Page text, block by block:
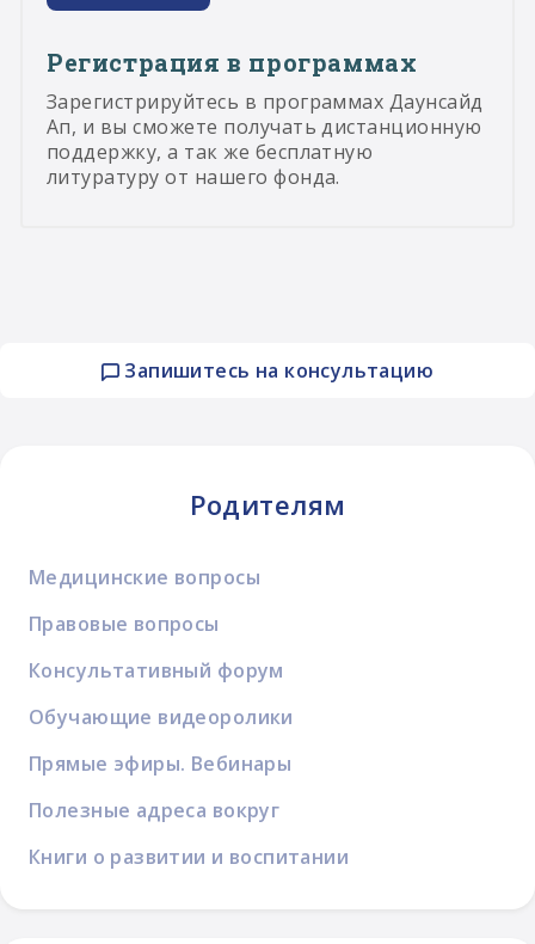
Запишитесь на консультацию
Родителям
Медицинские вопросы
Правовые вопросы
Консультативный форум
Обучающие видеоролики
Прямые эфиры. Вебинары
Полезные адреса вокруг
Книги о развитии и воспитании
Регистрация в программах
Зарегистрируйтесь в программах Даунсайд
Ап, и вы сможете получать дистанционную
поддержку, а так же бесплатную
литуратуру от нашего фонда.